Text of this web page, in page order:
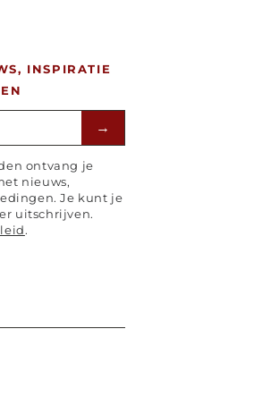
INSPIRATIE
→
ontvang je
nieuws,
Je kunt je
uitschrijven.
.